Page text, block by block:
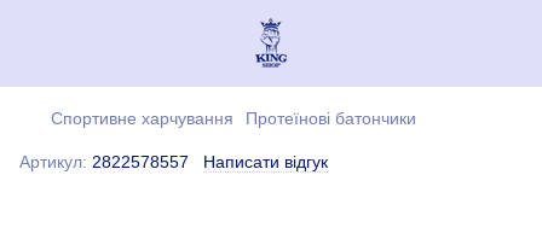
Спортивне харчування Протеїнові батончики
Артикул: 2822578557 Написати відгук